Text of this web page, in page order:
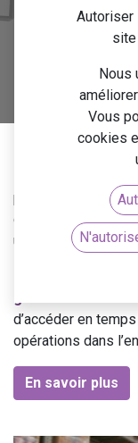
Odoo
productivité des
choisi de faire
une solution
d’accéder en
opérations dans
En savoir plus
Autoriser
site
Nous
Vous
cookies